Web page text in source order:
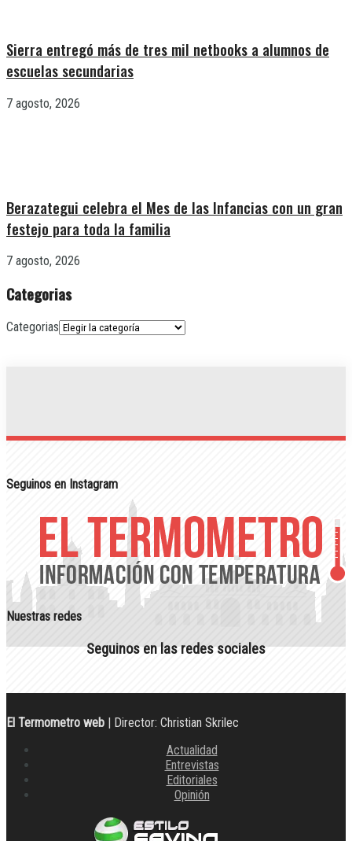
Sierra entregó más de tres mil netbooks a alumnos de
escuelas secundarias
7 agosto, 2026
Berazategui celebra el Mes de las Infancias con un gran
festejo para toda la familia
7 agosto, 2026
Categorias
Categorias
Seguinos en Instagram
Nuestras redes
Seguinos en las redes sociales
El Termometro web | Director: Christian Skrilec
Actualidad
Entrevistas
Editoriales
Opinión